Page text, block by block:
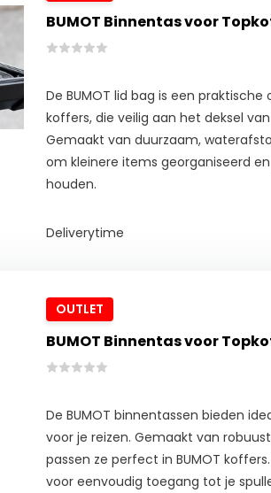
BUMOT Binnentas voor
De BUMOT lid bag is een
koffers, die veilig aan het deksel
Gemaakt van duurzaam,
om kleinere items georganiseerd
houden.
Deliverytime
OUTLET
BUMOT Binnentas voor
De BUMOT binnentassen bieden
voor je reizen. Gemaakt van
passen ze perfect in BUMOT
voor eenvoudig toegang tot je